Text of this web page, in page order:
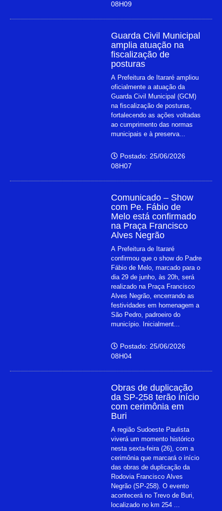
08H09
Guarda Civil Municipal
amplia atuação na
fiscalização de
posturas
A Prefeitura de Itararé ampliou
oficialmente a atuação da
Guarda Civil Municipal (GCM)
na fiscalização de posturas,
fortalecendo as ações voltadas
ao cumprimento das normas
municipais e à preserva...
Postado: 25/06/2026
08H07
Comunicado – Show
com Pe. Fábio de
Melo está confirmado
na Praça Francisco
Alves Negrão
A Prefeitura de Itararé
confirmou que o show do Padre
Fábio de Melo, marcado para o
dia 29 de junho, às 20h, será
realizado na Praça Francisco
Alves Negrão, encerrando as
festividades em homenagem a
São Pedro, padroeiro do
município. Inicialment...
Postado: 25/06/2026
08H04
Obras de duplicação
da SP-258 terão início
com cerimônia em
Buri
A região Sudoeste Paulista
viverá um momento histórico
nesta sexta-feira (26), com a
cerimônia que marcará o início
das obras de duplicação da
Rodovia Francisco Alves
Negrão (SP-258). O evento
acontecerá no Trevo de Buri,
localizado no km 254 ...